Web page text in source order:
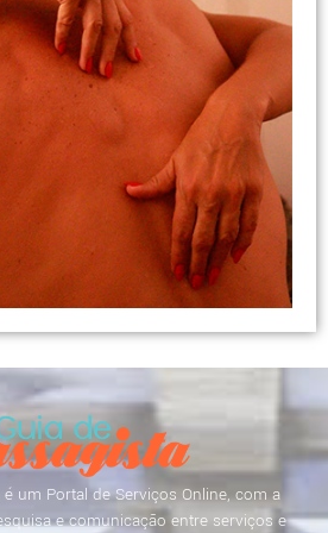
um Portal de Serviços Online, com a
e comunicação entre serviços e